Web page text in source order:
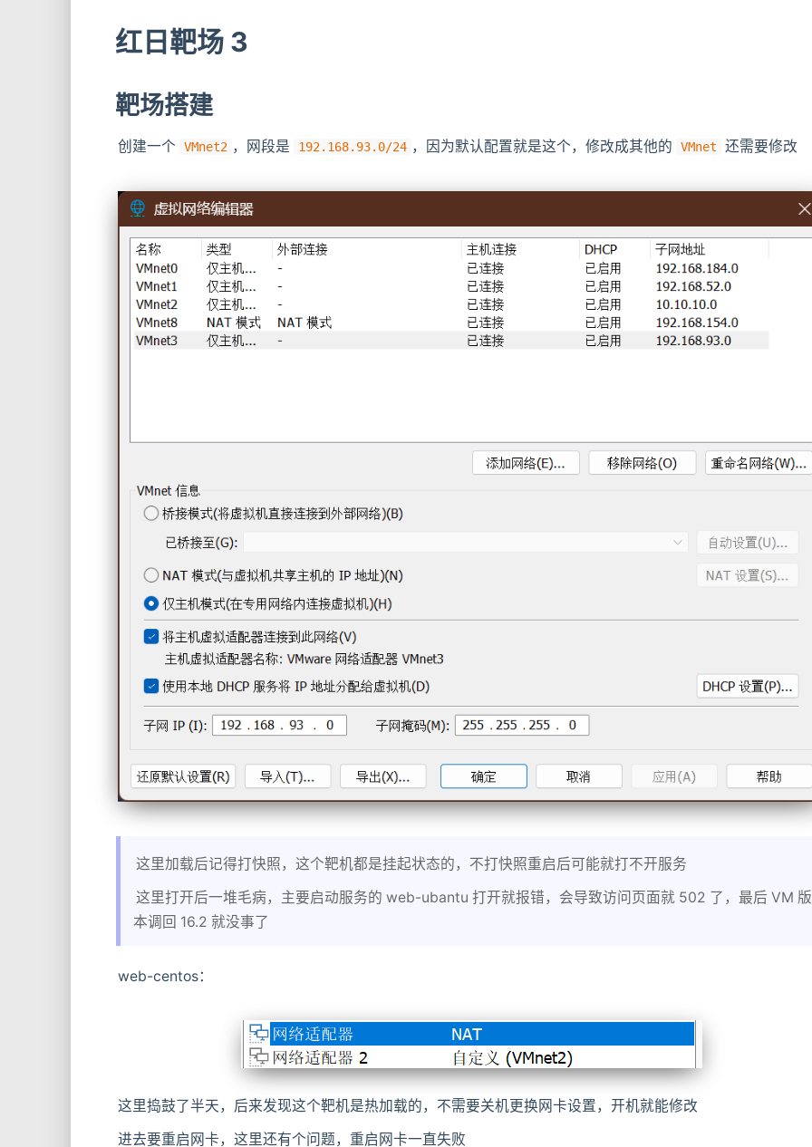
红日靶场 3
靶场搭建
创建一个 VMnet2 ​，网段是 192.168.93.0/24 ​，因为默认配置就是这个，修改成其他的 VMnet 还需要修改
这里加载后记得打快照，这个靶机都是挂起状态的，不打快照重启后可能就打不开服务
这里打开后一堆毛病，主要启动服务的 web-ubantu 打开就报错，会导致访问页面就 502 了，最后 VM 版
本调回 16.2 就没事了
web-centos：
这里捣鼓了半天，后来发现这个靶机是热加载的，不需要关机更换网卡设置，开机就能修改
进去要重启网卡，这里还有个问题，重启网卡一直失败